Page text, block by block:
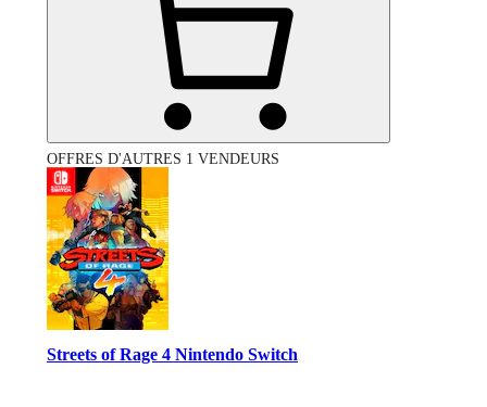
OFFRES D'AUTRES 1 VENDEURS
Streets of Rage 4 Nintendo Switch